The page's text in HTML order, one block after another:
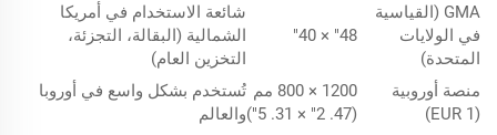
GMA (القياسية
في الولايات
المتحدة)
48" × 40"
شائعة الاستخدام في أمريكا
الشمالية (البقالة، التجزئة،
التخزين العام)
منصة أوروبية
(EUR 1)
1200 × 800 مم
(47. 2" × 31. 5")
تُستخدم بشكل واسع في أوروبا
والعالم